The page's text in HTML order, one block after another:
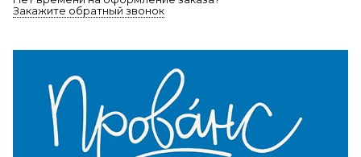
Закажите обратный звонок